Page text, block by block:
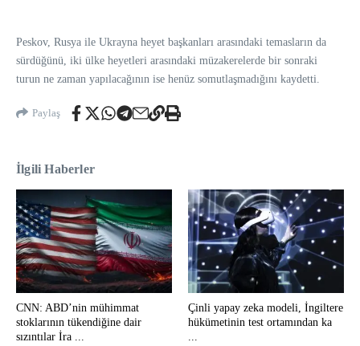
Peskov, Rusya ile Ukrayna heyet başkanları arasındaki temasların da
sürdüğünü, iki ülke heyetleri arasındaki müzakerelerde bir sonraki
turun ne zaman yapılacağının ise henüz somutlaşmadığını kaydetti.
Paylaş
İlgili Haberler
CNN: ABD’nin mühimmat
stoklarının tükendiğine dair
sızıntılar İra ...
Çinli yapay zeka modeli, İngiltere
hükümetinin test ortamından ka